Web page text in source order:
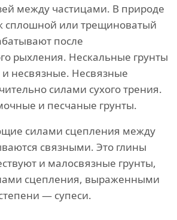
между частицами. В природе
сплошной или трещиноватый
после
рыхления. Нескальные грунты
несвязные. Несвязные
силами сухого трения.
и песчаные грунты.
силами сцепления между
связными. Это глины
и малосвязные грунты,
сцепления, выраженными
— супеси.